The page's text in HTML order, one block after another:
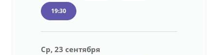
19:30
Ср, 23 сентября